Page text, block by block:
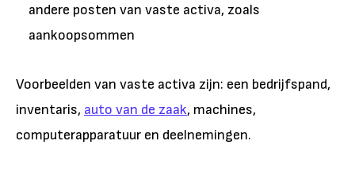
andere posten van vaste activa, zoals
aankoopsommen
Voorbeelden van vaste activa zijn: een bedrijfspand,
inventaris, auto van de zaak, machines,
computerapparatuur en deelnemingen.